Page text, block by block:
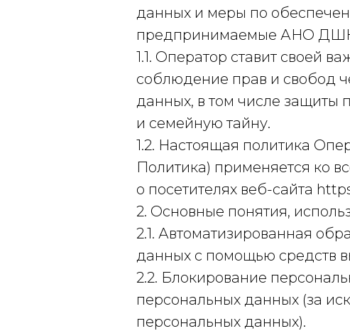
данных и меры по
предпринимаемые АНО ДШК
1.1. Оператор ставит своей
соблюдение прав и свобод
данных, в том числе защиты
и семейную тайну.
1.2. Настоящая политика
Политика) применяется ко
о посетителях веб-сайта
2. Основные понятия,
2.1. Автоматизированная
данных с помощью средств
2.2. Блокирование
персональных данных (за
персональных данных).